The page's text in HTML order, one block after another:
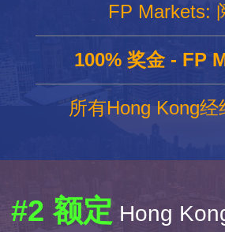
FP Markets:
100% 奖金 - FP
所有Hong Kong
#2 额定 Hong